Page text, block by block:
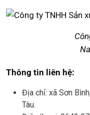
Công ty xuất
Thông tin liên hệ:
Địa chỉ: xã Sơn
Tàu.